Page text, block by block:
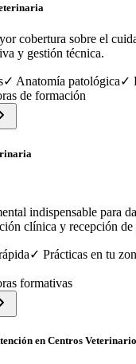
cobertura sobre el
y gestión técnica.
✓ Anatomía patológica✓
de formación
indispensable para
clínica y recepción de
✓ Prácticas en tu
formativas
en Centros